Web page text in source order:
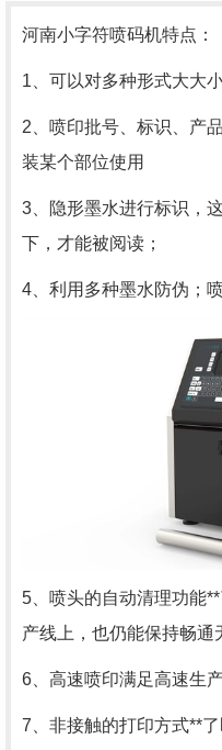
河南小字符喷码机特点：
1、可以对多种形式大大
2、喷印批号、标识、产
装某个部位使用
3、隐形墨水进行标识，
下，才能被阅读；
4、利用多种墨水防伪；
5、喷头的自动清理功能
产线上，也仍能保持畅通
6、高速喷印满足高速生
7、非接触的打印方式**